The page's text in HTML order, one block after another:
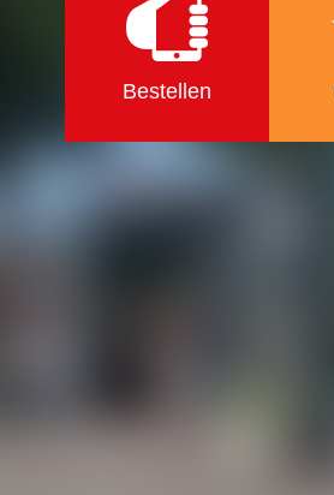
Bestellen